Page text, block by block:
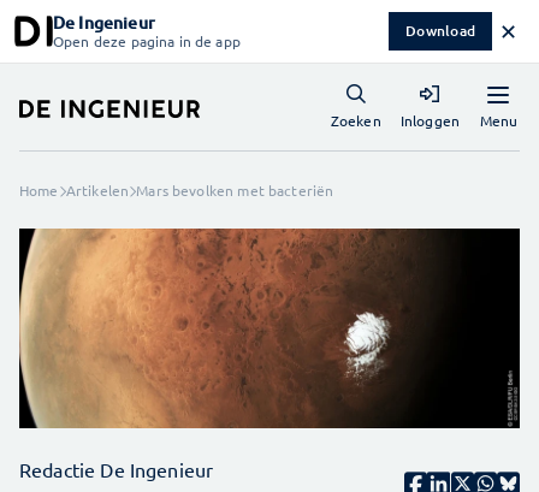
De Ingenieur
Open deze pagina in de app Download ✕
Menu
Zoeken Inloggen
Home Artikelen Mars bevolken met bacteriën
Redactie De Ingenieur